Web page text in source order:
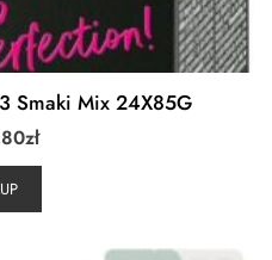
Smaki Mix 24X85G
zł